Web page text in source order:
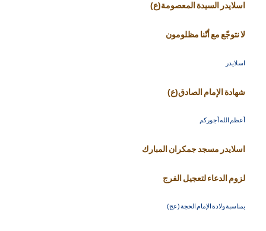
اسلايدر السيدة المعصومة(ع)
لا نتوجّع مع أنّنا مظلومون
اسلايدر
شهادة الإمام الصادق(ع)
أعظم الله أجوركم
اسلايدر مسجد جمكران المبارك
لزوم الدعاء لتعجيل الفرج
بمناسبة ولادة الإمام الحجة (عج)